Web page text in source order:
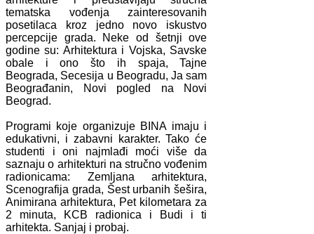
tematska vođenja zainteresovanih
posetilaca kroz jedno novo iskustvo
percepcije grada. Neke od šetnji ove
godine su: Arhitektura i Vojska, Savske
obale i ono što ih spaja, Tajne
Beograda, Secesija u Beogradu, Ja sam
Beograđanin, Novi pogled na Novi
Beograd.
Programi koje organizuje BINA imaju i
edukativni, i zabavni karakter. Tako će
studenti i oni najmlađi moći više da
saznaju o arhitekturi na stručno vođenim
radionicama: Zemljana arhitektura,
Scenografija grada, Šest urbanih šešira,
Animirana arhitektura, Pet kilometara za
2 minuta, KCB radionica i Budi i ti
arhitekta. Sanjaj i probaj.